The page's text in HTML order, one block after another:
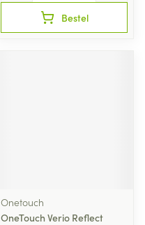
Bestel
Onetouch
OneTouch Verio Reflect